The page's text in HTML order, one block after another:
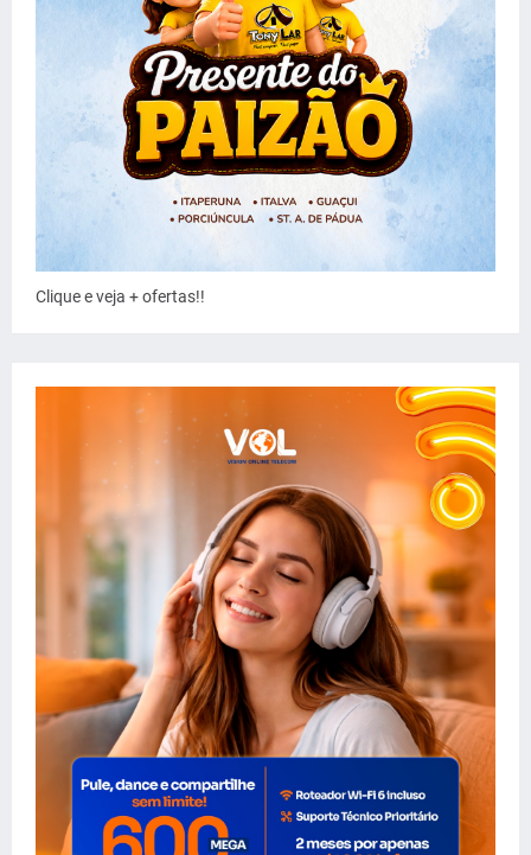
Clique e veja + ofertas!!